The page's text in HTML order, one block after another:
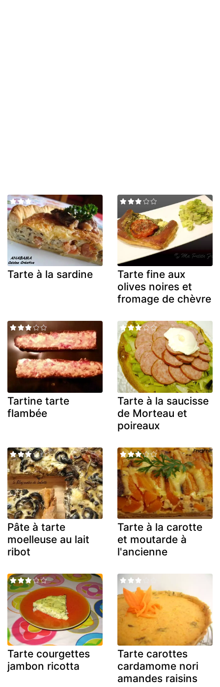
Tarte à la sardine
Tarte fine aux
olives noires et
fromage de chèvre
Tartine tarte
flambée
Tarte à la saucisse
de Morteau et
poireaux
Pâte à tarte
moelleuse au lait
ribot
Tarte à la carotte
et moutarde à
l'ancienne
Tarte courgettes
jambon ricotta
Tarte carottes
cardamome nori
amandes raisins